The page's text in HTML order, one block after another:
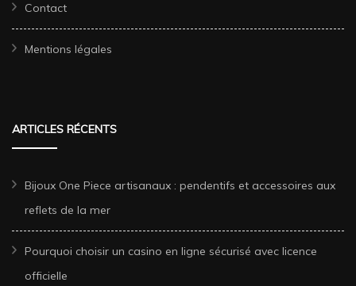
Contact
Mentions légales
ARTICLES RÉCENTS
Bijoux One Piece artisanaux : pendentifs et accessoires aux
reflets de la mer
Pourquoi choisir un casino en ligne sécurisé avec licence
officielle